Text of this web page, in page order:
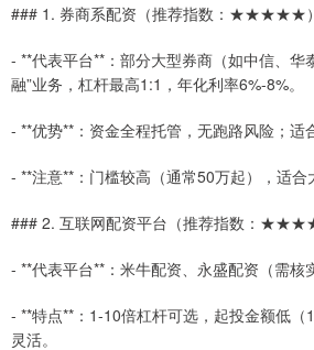
### 1. 券商系配资（推荐指数：★★★★★）
- **代表平台**：部分大型券商（如中信、华
融”业务，杠杆最高1:1，年化利率6%-8%。
- **优势**：资金全程托管，无跑路风险；适
- **注意**：门槛较高（通常50万起），适合
### 2. 互联网配资平台（推荐指数：
- **代表平台**：米牛配资、永盛配资（需核
- **特点**：1-10倍杠杆可选，起投金额低（
灵活。